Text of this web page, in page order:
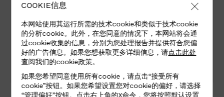
Tel +33 (0)4 78 90 60 13 | +33 (0)6 81 69 87 55
Emailcontact@fichet.fr
Websitewww.fichet.fr
COOKIE信息
本网站使用其运行所需的技术cookie和类似于技术cookie
的分析cookie。此外，在您同意的情况下，本网站将会通
过cookie收集的信息，分别为您处理报告并提供符合您偏
好的广告信息。如果您想获取更多详细信息，请点击此处
查阅我们的cookie政策。
如果您希望同意使用所有cookie，请点击“接受所有
cookie”按钮。如果您希望设置您对cookie的偏好，请选择
“管理偏好”按钮。点击右上角的X命令，您将按照默认设置